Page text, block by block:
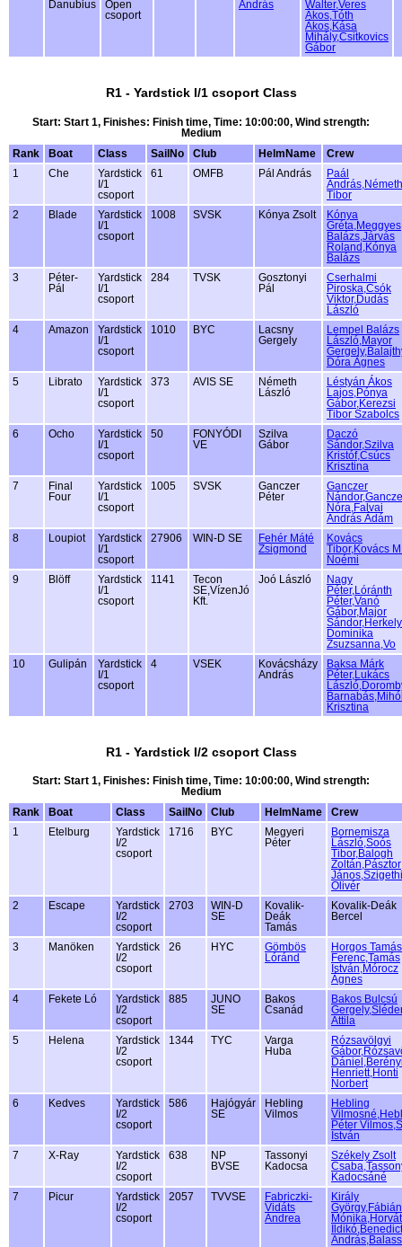
Danubius
Open
csoport
András
Walter,Veres
Ákos,Tóth
Ákos,Kása
Mihály,Csitkovics
Gábor
R1 - Yardstick I/1 csoport Class
Start: Start 1, Finishes: Finish time, Time: 10:00:00, Wind strength:
Medium
Rank
Boat Class SailNo Club HelmName
Crew
1
Che
Yardstick
I/1
csoport
61 OMFB Pál András
Paál
András,Németh
Tibor
2
Blade
Yardstick
I/1
csoport
1008 SVSK Kónya Zsolt
Kónya
Gréta,Meggyes
Balázs,Járvás
Roland,Kónya
Balázs
3
Péter-
Pál
Yardstick
I/1
csoport
284 TVSK
Gosztonyi
Pál
Cserhalmi
Piroska,Csók
Viktor,Dudás
László
4
Amazon
Yardstick
I/1
csoport
1010 BYC
Lacsny
Gergely
Lempel Balázs
László,Mayor
Dóra Ágnes
5
Librato
Yardstick
I/1
csoport
373 AVIS SE
Németh
László
Léstyán Ákos
Lajos,Pónya
Gábor,Kerezsi
Tibor Szabolcs
6
Ocho
Yardstick
I/1
csoport
50
FONYÓDI
VE
Szilva
Gábor
Daczó
Sándor,Szilva
Kristóf,Csúcs
Krisztina
7
Final
Four
Yardstick
I/1
csoport
1005 SVSK
Ganczer
Péter
Ganczer
Nóra,Falvai
András Ádám
8
Loupiot
Yardstick
I/1
csoport
27906 WIN-D SE
Fehér Máté
Zsigmond
Kovács
Tibor,Kovács
Noémi
9
Blöff
Yardstick
I/1
csoport
1141
Tecon
SE,VízenJó
Kft.
Joó László
Nagy
Péter,Lóránth
Péter,Vanó
Gábor,Major
Sándor,Herkely
Dominika
Zsuzsanna,Vo
10
Gulipán
Yardstick
I/1
csoport
4 VSEK
Kovácsházy
András
Baksa Márk
Péter,Lukács
Krisztina
R1 - Yardstick I/2 csoport Class
Start: Start 1, Finishes: Finish time, Time: 10:00:00, Wind strength:
Medium
Rank
Boat Class SailNo Club HelmName
Crew
1
Etelburg
Yardstick
I/2
csoport
1716 BYC
Megyeri
Péter
Bornemisza
László,Soós
Tibor,Balogh
Zoltán,Pásztor
János,Szigethi
Olivér
2
Escape
Yardstick
I/2
csoport
2703
WIN-D
SE
Kovalik-
Deák
Tamás
Kovalik-Deák
Bercel
3 Manöken
Yardstick
I/2
csoport
26 HYC
Gömbös
Lóránd
Horgos Tamás
Ferenc,Tamás
István,Mórocz
Ágnes
4
Fekete Ló
Yardstick
I/2
csoport
885
JUNO
SE
Bakos
Csanád
Bakos Bulcsú
Attila
5
Helena
Yardstick
I/2
csoport
1344 TYC
Varga
Huba
Rózsavölgyi
Henriett,Honti
Norbert
6
Kedves
Yardstick
I/2
csoport
586
Hajógyár
SE
Hebling
Vilmos
Hebling
Péter
István
7
X-Ray
Yardstick
I/2
csoport
638
NP
BVSE
Tassonyi
Kadocsa
Székely Zsolt
Kadocsáné
7
Picur
Yardstick
I/2
csoport
2057 TVVSE
Fabriczki-
Vidáts
Andrea
Király
György,Fábián
Ildikó,Benedict